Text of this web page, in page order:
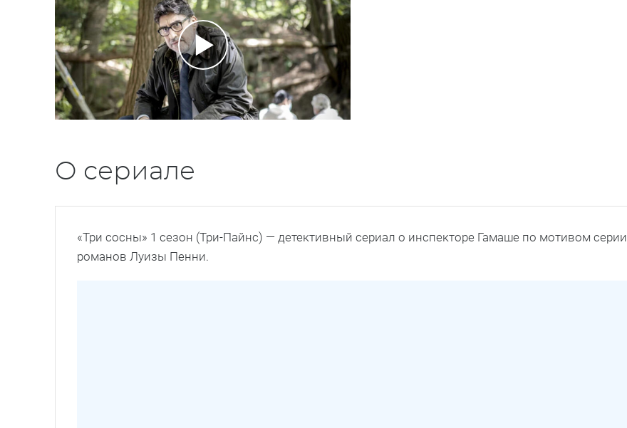
О сериале
«Три сосны» 1 сезон (Три-Пайнс) — детективный сериал о инспекторе Гамаше по мотивом серии
романов Луизы Пенни.